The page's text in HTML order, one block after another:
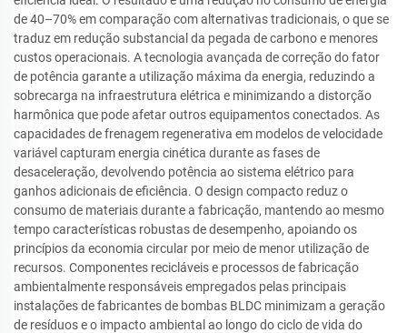
de 40–70% em comparação com alternativas tradicionais, o que se
traduz em redução substancial da pegada de carbono e menores
custos operacionais. A tecnologia avançada de correção do fator
de potência garante a utilização máxima da energia, reduzindo a
sobrecarga na infraestrutura elétrica e minimizando a distorção
harmônica que pode afetar outros equipamentos conectados. As
capacidades de frenagem regenerativa em modelos de velocidade
variável capturam energia cinética durante as fases de
desaceleração, devolvendo potência ao sistema elétrico para
ganhos adicionais de eficiência. O design compacto reduz o
consumo de materiais durante a fabricação, mantendo ao mesmo
tempo características robustas de desempenho, apoiando os
princípios da economia circular por meio de menor utilização de
recursos. Componentes recicláveis e processos de fabricação
ambientalmente responsáveis empregados pelas principais
instalações de fabricantes de bombas BLDC minimizam a geração
de resíduos e o impacto ambiental ao longo do ciclo de vida do